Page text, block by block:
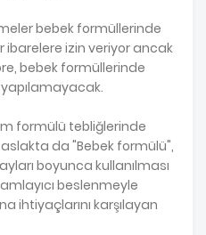
bebek formüllerinde
ibarelere izin veriyor ancak
bebek formüllerinde
formülü tebliğlerinde
da "Bebek formülü",
boyunca kullanılması
beslenmeyle
ihtiyaçlarını karşılayan